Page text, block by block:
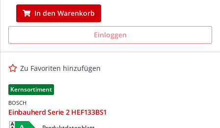
In den Warenkorb
Einloggen
Zu Favoriten hinzufügen
Kernsortiment
BOSCH
Einbauherd Serie 2 HEF133BS1